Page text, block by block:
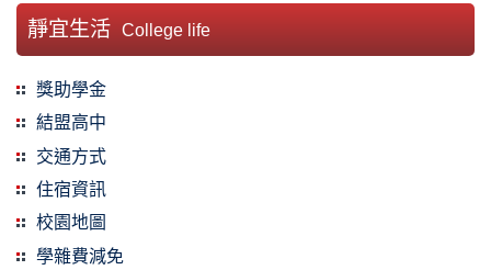
靜宜生活 College life
獎助學金
結盟高中
交通方式
住宿資訊
校園地圖
學雜費減免